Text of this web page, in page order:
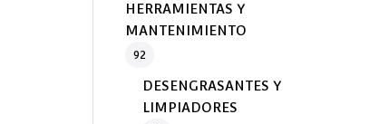
HERRAMIENTAS Y
MANTENIMIENTO
92
DESENGRASANTES Y
LIMPIADORES